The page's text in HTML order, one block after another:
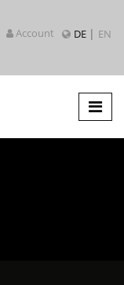
Account DE EN